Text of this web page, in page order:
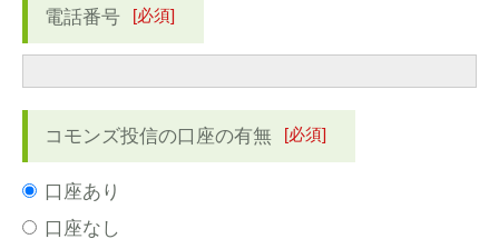
電話番号 [必須]
コモンズ投信の口座の有無 [必須]
口座あり
口座なし